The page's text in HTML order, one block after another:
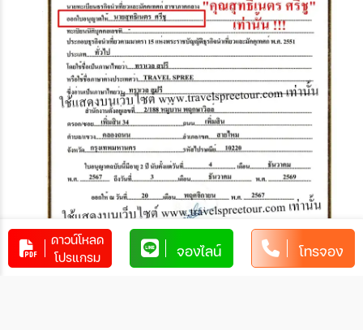
โทรจอง
จองไลน์
ดาวน์โหลด
โปรแกรม